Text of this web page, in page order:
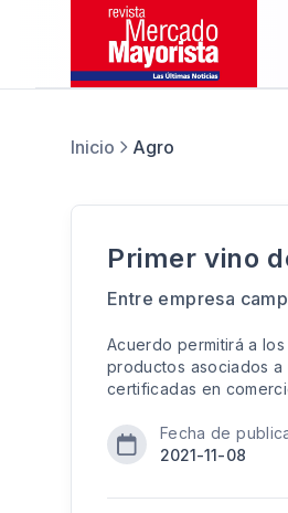
Inicio Agro
Primer vino
Entre empresa
Acuerdo permitirá a
productos asociados a
certificadas en
Fecha de
2021-11-08